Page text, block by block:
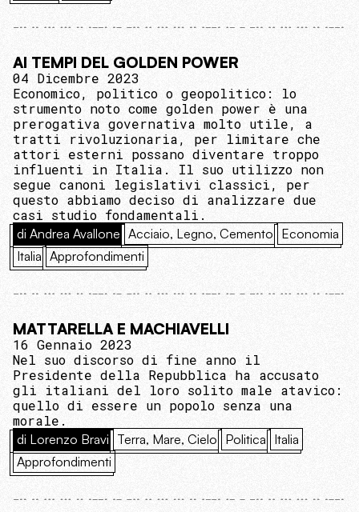
AI TEMPI DEL GOLDEN POWER
04 Dicembre 2023
Economico, politico o geopolitico: lo
strumento noto come golden power è una
prerogativa governativa molto utile, a
tratti rivoluzionaria, per limitare che
attori esterni possano diventare troppo
influenti in Italia. Il suo utilizzo non
segue canoni legislativi classici, per
questo abbiamo deciso di analizzare due
casi studio fondamentali.
di Andrea Avallone Acciaio, Legno, Cemento Economia
Italia Approfondimenti
MATTARELLA E MACHIAVELLI
16 Gennaio 2023
Nel suo discorso di fine anno il
Presidente della Repubblica ha accusato
gli italiani del loro solito male atavico:
quello di essere un popolo senza una
morale.
di Lorenzo Bravi Terra, Mare, Cielo Politica Italia
Approfondimenti